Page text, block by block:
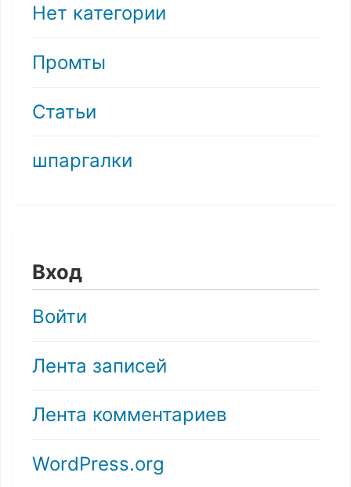
Нет категории
Промты
Статьи
шпаргалки
Вход
Войти
Лента записей
Лента комментариев
WordPress.org